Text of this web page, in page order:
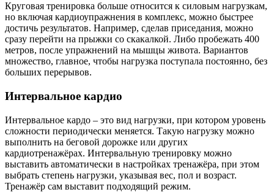
Круговая тренировка больше относится к силовым нагрузкам,
но включая кардиоупражнения в комплекс, можно быстрее
достичь результатов. Например, сделав приседания, можно
сразу перейти на прыжки со скакалкой. Либо пробежать 400
метров, после упражнений на мышцы живота. Вариантов
множество, главное, чтобы нагрузка поступала постоянно, без
больших перерывов.
Интервальное кардио
Интервальное кардо – это вид нагрузки, при котором уровень
сложности периодически меняется. Такую нагрузку можно
выполнить на беговой дорожке или других
кардиотренажёрах. Интервальную тренировку можно
выставить автоматически в настройках тренажёра, при этом
выбрать степень нагрузки, указывая вес, пол и возраст.
Тренажёр сам выставит подходящий режим.